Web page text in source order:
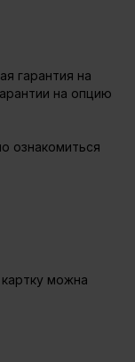
гарантия на
на опцию
ознакомиться
можна